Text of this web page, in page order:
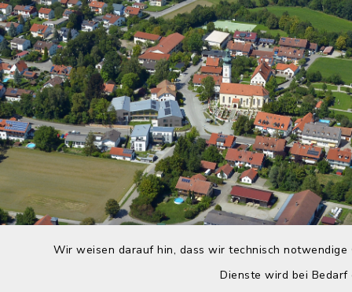
Wir weisen darauf hin, dass wir technisch
Dienste wird bei